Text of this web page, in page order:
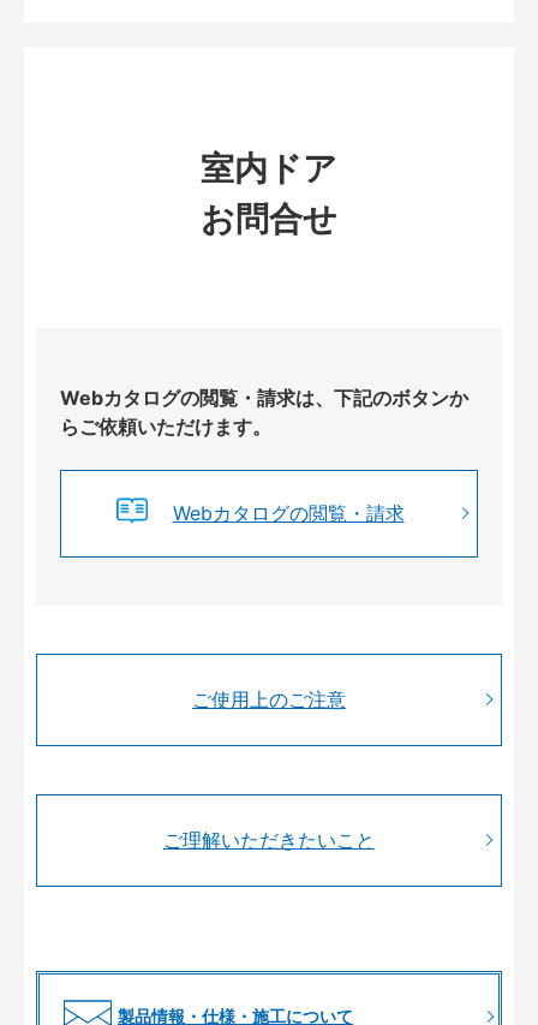
室内ドア
お問合せ
Webカタログの閲覧・請求は、下記のボタンか
らご依頼いただけます。
Webカタログの閲覧・請求
ご使用上のご注意
ご理解いただきたいこと
製品情報・仕様・施工について